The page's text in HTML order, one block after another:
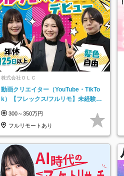
株式会社ＯＬＣ
動画クリエイター（YouTube・TikTo
k）【フレックス/フルリモ】未経験O
300～350万円
フルリモートあり